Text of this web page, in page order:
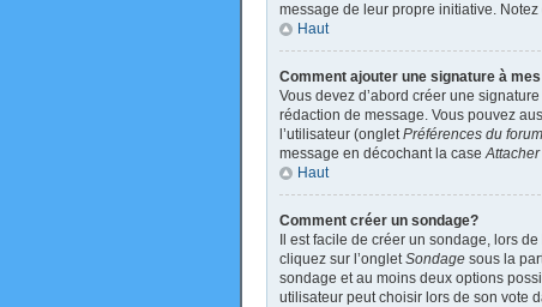
message de leur propre initiative.
Haut
Comment ajouter une signature à
Vous devez d’abord créer une
rédaction de message. Vous pouvez
l’utilisateur (ongletPréférences du
message en décochant la case
Haut
Comment créer un sondage?
Il est facile de créer un sondage, lors
cliquez sur l’ongletSondage sous la
sondage et au moins deux options
utilisateur peut choisir lors de son vote